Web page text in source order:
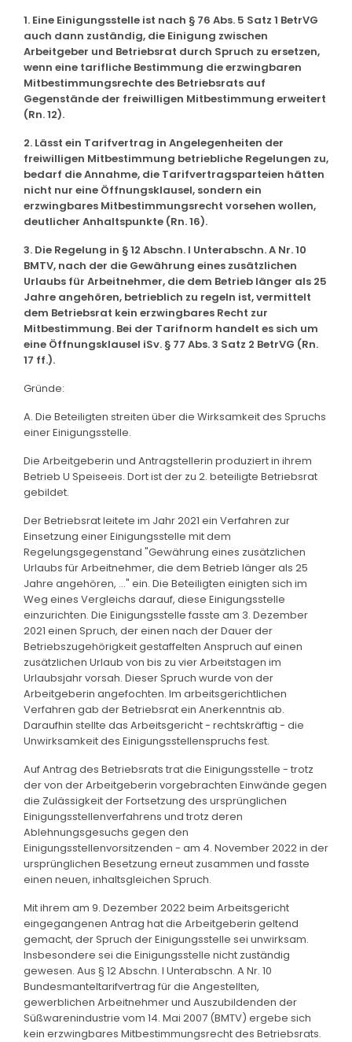
1. Eine Einigungsstelle ist nach § 76 Abs. 5 Satz 1 BetrVG
auch dann zuständig, die Einigung zwischen
Arbeitgeber und Betriebsrat durch Spruch zu ersetzen,
wenn eine tarifliche Bestimmung die erzwingbaren
Mitbestimmungsrechte des Betriebsrats auf
Gegenstände der freiwilligen Mitbestimmung erweitert
(Rn. 12).
2. Lässt ein Tarifvertrag in Angelegenheiten der
freiwilligen Mitbestimmung betriebliche Regelungen zu,
bedarf die Annahme, die Tarifvertragsparteien hätten
nicht nur eine Öffnungsklausel, sondern ein
erzwingbares Mitbestimmungsrecht vorsehen wollen,
deutlicher Anhaltspunkte (Rn. 16).
3. Die Regelung in § 12 Abschn. I Unterabschn. A Nr. 10
BMTV, nach der die Gewährung eines zusätzlichen
Urlaubs für Arbeitnehmer, die dem Betrieb länger als 25
Jahre angehören, betrieblich zu regeln ist, vermittelt
dem Betriebsrat kein erzwingbares Recht zur
Mitbestimmung. Bei der Tarifnorm handelt es sich um
eine Öffnungsklausel iSv. § 77 Abs. 3 Satz 2 BetrVG (Rn.
17 ff.).
Gründe:
A. Die Beteiligten streiten über die Wirksamkeit des Spruchs
einer Einigungsstelle.
Die Arbeitgeberin und Antragstellerin produziert in ihrem
Betrieb U Speiseeis. Dort ist der zu 2. beteiligte Betriebsrat
gebildet.
Der Betriebsrat leitete im Jahr 2021 ein Verfahren zur
Einsetzung einer Einigungsstelle mit dem
Regelungsgegenstand "Gewährung eines zusätzlichen
Urlaubs für Arbeitnehmer, die dem Betrieb länger als 25
Jahre angehören, ..." ein. Die Beteiligten einigten sich im
Weg eines Vergleichs darauf, diese Einigungsstelle
einzurichten. Die Einigungsstelle fasste am 3. Dezember
2021 einen Spruch, der einen nach der Dauer der
Betriebszugehörigkeit gestaffelten Anspruch auf einen
zusätzlichen Urlaub von bis zu vier Arbeitstagen im
Urlaubsjahr vorsah. Dieser Spruch wurde von der
Arbeitgeberin angefochten. Im arbeitsgerichtlichen
Verfahren gab der Betriebsrat ein Anerkenntnis ab.
Daraufhin stellte das Arbeitsgericht - rechtskräftig - die
Unwirksamkeit des Einigungsstellenspruchs fest.
Auf Antrag des Betriebsrats trat die Einigungsstelle - trotz
der von der Arbeitgeberin vorgebrachten Einwände gegen
die Zulässigkeit der Fortsetzung des ursprünglichen
Einigungsstellenverfahrens und trotz deren
Ablehnungsgesuchs gegen den
Einigungsstellenvorsitzenden - am 4. November 2022 in der
ursprünglichen Besetzung erneut zusammen und fasste
einen neuen, inhaltsgleichen Spruch.
Mit ihrem am 9. Dezember 2022 beim Arbeitsgericht
eingegangenen Antrag hat die Arbeitgeberin geltend
gemacht, der Spruch der Einigungsstelle sei unwirksam.
Insbesondere sei die Einigungsstelle nicht zuständig
gewesen. Aus § 12 Abschn. I Unterabschn. A Nr. 10
Bundesmanteltarifvertrag für die Angestellten,
gewerblichen Arbeitnehmer und Auszubildenden der
Süßwarenindustrie vom 14. Mai 2007 (BMTV) ergebe sich
kein erzwingbares Mitbestimmungsrecht des Betriebsrats.